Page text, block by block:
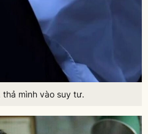
thả mình vào suy tư.